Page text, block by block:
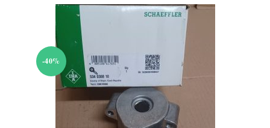
-40%